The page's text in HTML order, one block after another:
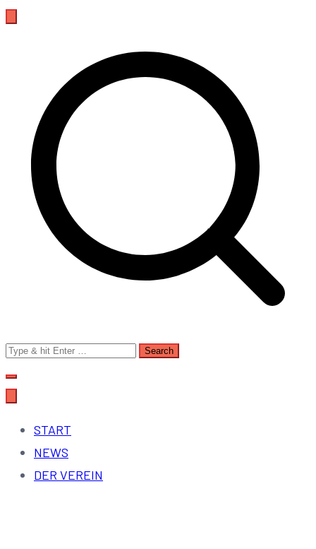
Search
for:
START
NEWS
DER VEREIN